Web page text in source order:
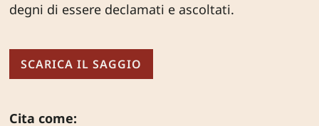
degni di essere declamati e ascoltati.
SCARICA IL SAGGIO
Cita come: